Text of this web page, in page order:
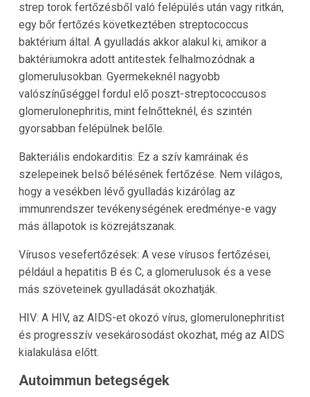
strep torok fertőzésből való felépülés után vagy ritkán,
egy bőr fertőzés következtében streptococcus
baktérium által. A gyulladás akkor alakul ki, amikor a
baktériumokra adott antitestek felhalmozódnak a
glomerulusokban. Gyermekeknél nagyobb
valószínűséggel fordul elő poszt-streptococcusos
glomerulonephritis, mint felnőtteknél, és szintén
gyorsabban felépülnek belőle.
Bakteriális endokarditis: Ez a szív kamráinak és
szelepeinek belső bélésének fertőzése. Nem világos,
hogy a vesékben lévő gyulladás kizárólag az
immunrendszer tevékenységének eredménye-e vagy
más állapotok is közrejátszanak.
Vírusos vesefertőzések: A vese vírusos fertőzései,
például a hepatitis B és C, a glomerulusok és a vese
más szöveteinek gyulladását okozhatják.
HIV: A HIV, az AIDS-et okozó vírus, glomerulonephritist
és progresszív vesekárosodást okozhat, még az AIDS
kialakulása előtt.
Autoimmun betegségek